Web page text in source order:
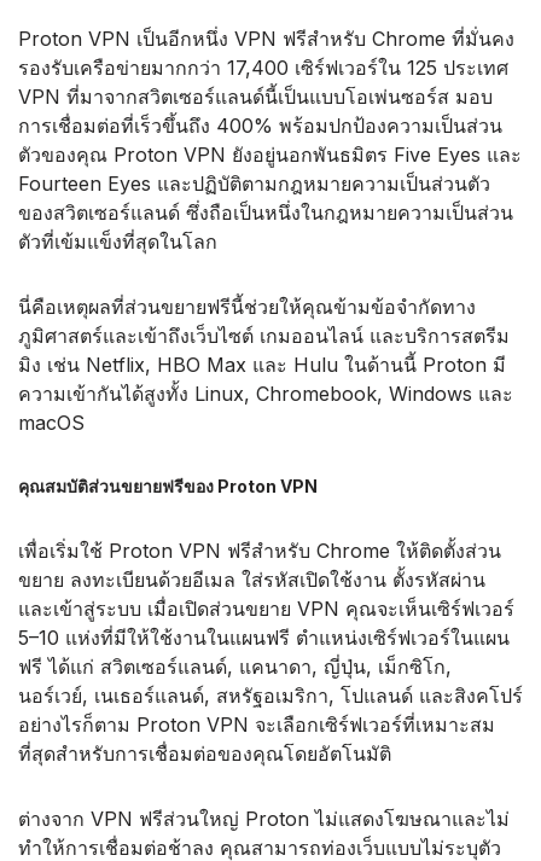
Proton VPN เป็นอีกหนึ่ง VPN ฟรีสำหรับ Chrome ที่มั่นคง
รองรับเครือข่ายมากกว่า 17,400 เซิร์ฟเวอร์ใน 125 ประเทศ
VPN ที่มาจากสวิตเซอร์แลนด์นี้เป็นแบบโอเพ่นซอร์ส มอบ
การเชื่อมต่อที่เร็วขึ้นถึง 400% พร้อมปกป้องความเป็นส่วน
ตัวของคุณ Proton VPN ยังอยู่นอกพันธมิตร Five Eyes และ
Fourteen Eyes และปฏิบัติตามกฎหมายความเป็นส่วนตัว
ของสวิตเซอร์แลนด์ ซึ่งถือเป็นหนึ่งในกฎหมายความเป็นส่วน
ตัวที่เข้มแข็งที่สุดในโลก
นี่คือเหตุผลที่ส่วนขยายฟรีนี้ช่วยให้คุณข้ามข้อจำกัดทาง
ภูมิศาสตร์และเข้าถึงเว็บไซต์ เกมออนไลน์ และบริการสตรีม
มิง เช่น Netflix, HBO Max และ Hulu ในด้านนี้ Proton มี
ความเข้ากันได้สูงทั้ง Linux, Chromebook, Windows และ
macOS
คุณสมบัติส่วนขยายฟรีของ Proton VPN
เพื่อเริ่มใช้ Proton VPN ฟรีสำหรับ Chrome ให้ติดตั้งส่วน
ขยาย ลงทะเบียนด้วยอีเมล ใส่รหัสเปิดใช้งาน ตั้งรหัสผ่าน
และเข้าสู่ระบบ เมื่อเปิดส่วนขยาย VPN คุณจะเห็นเซิร์ฟเวอร์
5–10 แห่งที่มีให้ใช้งานในแผนฟรี ตำแหน่งเซิร์ฟเวอร์ในแผน
ฟรี ได้แก่ สวิตเซอร์แลนด์, แคนาดา, ญี่ปุ่น, เม็กซิโก,
นอร์เวย์, เนเธอร์แลนด์, สหรัฐอเมริกา, โปแลนด์ และสิงคโปร์
อย่างไรก็ตาม Proton VPN จะเลือกเซิร์ฟเวอร์ที่เหมาะสม
ที่สุดสำหรับการเชื่อมต่อของคุณโดยอัตโนมัติ
ต่างจาก VPN ฟรีส่วนใหญ่ Proton ไม่แสดงโฆษณาและไม่
ทำให้การเชื่อมต่อช้าลง คุณสามารถท่องเว็บแบบไม่ระบุตัว